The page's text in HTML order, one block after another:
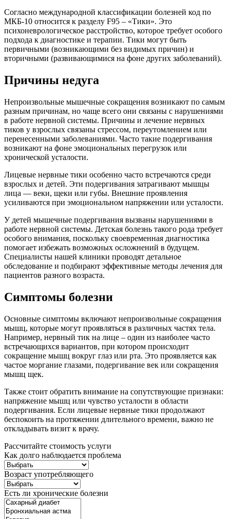
Согласно международной классификации болезней код по
МКБ-10 относится к разделу F95 – «Тики». Это
психоневрологическое расстройство, которое требует особого
подхода к диагностике и терапии. Тики могут быть
первичными (возникающими без видимых причин) и
вторичными (развивающимися на фоне других заболеваний).
Причины недуга
Непроизвольные мышечные сокращения возникают по самым
разным причинам, но чаще всего они связаны с нарушениями
в работе нервной системы. Причины и лечение нервных
тиков у взрослых связаны стрессом, переутомлением или
перенесенными заболеваниями. Часто такие подергивания
возникают на фоне эмоциональных перегрузок или
хронической усталости.
Лицевые нервные тики особенно часто встречаются среди
взрослых и детей. Эти подергивания затрагивают мышцы
лица — веки, щеки или губы. Внешние проявления
усиливаются при эмоциональном напряжении или усталости.
У детей мышечные подергивания вызваны нарушениями в
работе нервной системы. Детская болезнь такого рода требует
особого внимания, поскольку своевременная диагностика
помогает избежать возможных осложнений в будущем.
Специалисты нашей клиники проводят детальное
обследование и подбирают эффективные методы лечения для
пациентов разного возраста.
Симптомы болезни
Основные симптомы включают непроизвольные сокращения
мышц, которые могут проявляться в различных частях тела.
Например, нервный тик на лице – один из наиболее часто
встречающихся вариантов, при котором происходит
сокращение мышц вокруг глаз или рта. Это проявляется как
частое моргание глазами, подергивание век или сокращения
мышц щек.
Также стоит обратить внимание на сопутствующие признаки:
напряжение мышц или чувство усталости в области
подергивания. Если лицевые нервные тики продолжают
беспокоить на протяжении длительного времени, важно не
откладывать визит к врачу.
Рассчитайте стоимость услуги
Как долго наблюдается проблема
Возраст употребляющего
Есть ли хронические болезни